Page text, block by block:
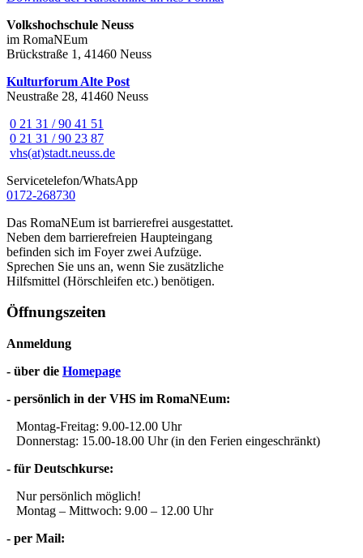
Volkshochschule Neuss
im RomaNEum
Brückstraße 1, 41460 Neuss
Kulturforum Alte Post
Neustraße 28, 41460 Neuss
0 21 31 / 90 41 51
0 21 31 / 90 23 87
vhs(at)stadt.neuss.de
Servicetelefon/WhatsApp
0172-268730
Das RomaNEum ist barrierefrei ausgestattet.
Neben dem barrierefreien Haupteingang
befinden sich im Foyer zwei Aufzüge.
Sprechen Sie uns an, wenn Sie zusätzliche
Hilfsmittel (Hörschleifen etc.) benötigen.
Öffnungszeiten
Anmeldung
- über die Homepage
- persönlich in der VHS im RomaNEum:
Montag-Freitag: 9.00-12.00 Uhr
Donnerstag: 15.00-18.00 Uhr (in den Ferien eingeschränkt)
- für Deutschkurse:
Nur persönlich möglich!
Montag – Mittwoch: 9.00 – 12.00 Uhr
- per Mail: